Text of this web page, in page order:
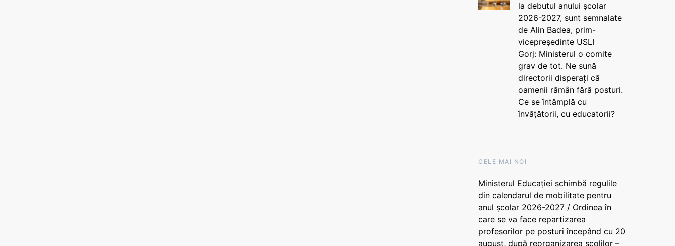
la debutul anului școlar
2026-2027, sunt semnalate
de Alin Badea, prim-
vicepreședinte USLI
Gorj: Ministerul o comite
grav de tot. Ne sună
directorii disperați că
oamenii rămân fără posturi.
Ce se întâmplă cu
învățătorii, cu educatorii?
CELE MAI NOI
Ministerul Educației schimbă regulile
din calendarul de mobilitate pentru
anul școlar 2026-2027 / Ordinea în
care se va face repartizarea
profesorilor pe posturi începând cu 20
august, după reorganizarea școlilor –